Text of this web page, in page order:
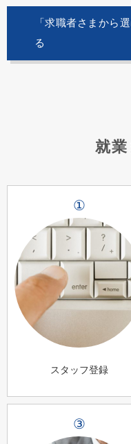
「求職者さまから
る
就
①
スタッフ登録
③